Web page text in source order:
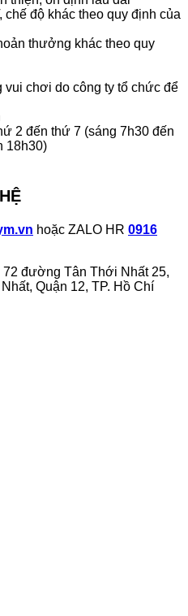
độ khác theo quy định của
thưởng khác theo quy
vui chơi do công ty tổ chức để
2 đến thứ 7 (sáng 7h30 đến
18h30)
hoặc ZALO HR 0916
72 đường Tân Thới Nhất 25,
Quận 12, TP. Hồ Chí